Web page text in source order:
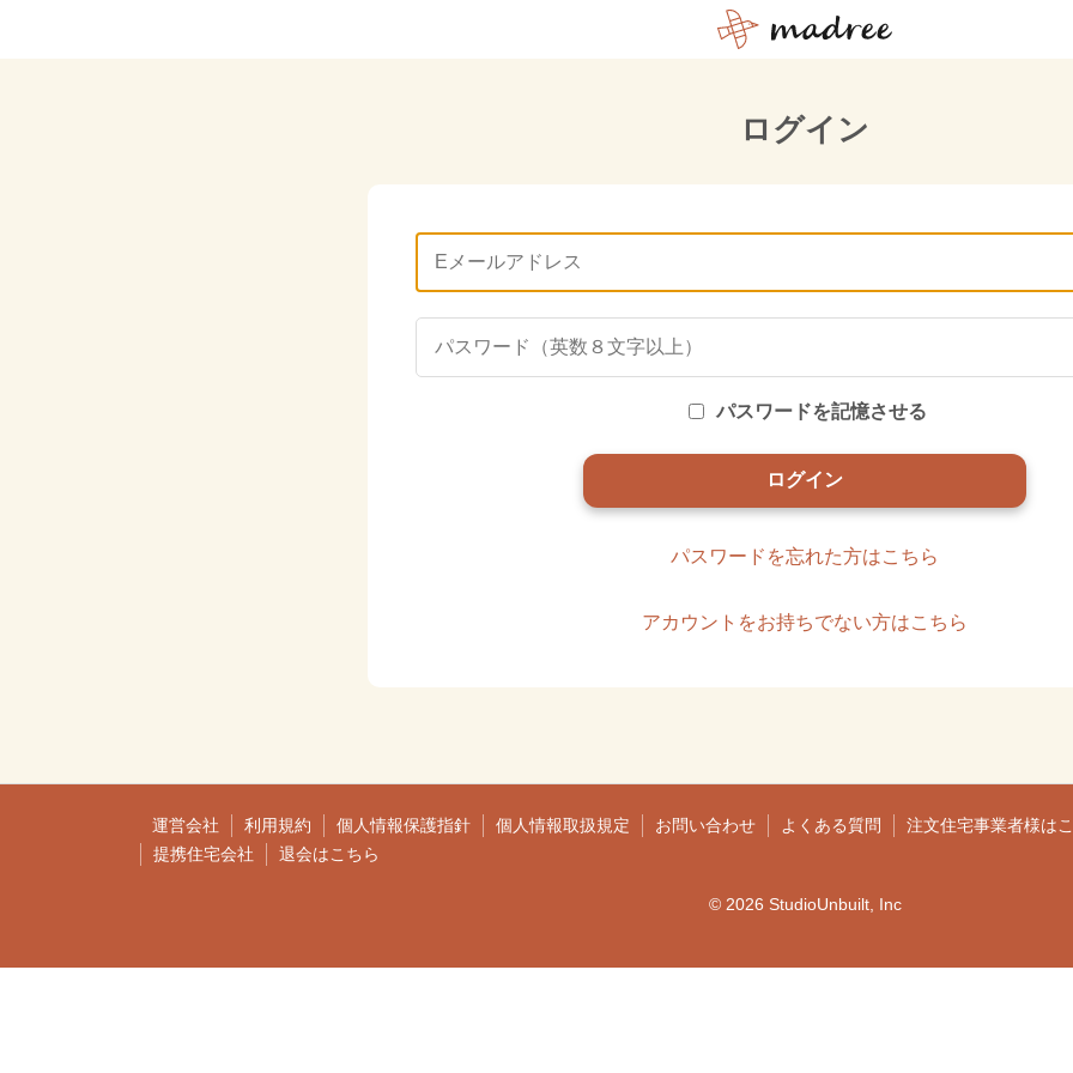
ログイン
パスワードを記憶させる
パスワードを忘れた方はこちら
アカウントをお持ちでない方はこちら
運営会社 利用規約 個人情報保護指針 個人情報取扱規定 お問い合わせ よくある質問 注文住宅事業者様は
提携住宅会社
退会はこちら
© 2026 StudioUnbuilt, Inc